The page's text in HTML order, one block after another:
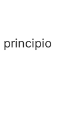
principio